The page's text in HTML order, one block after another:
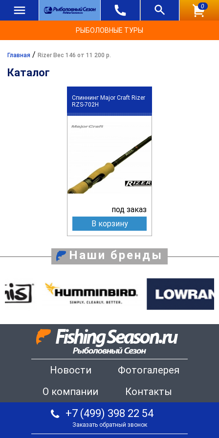
0
РЫБОЛОВНЫЕ ТУРЫ
Главная / Rizer Вес 146 от 11 200 р.
Каталог
Спиннинг Major Craft Rizer
RZS-702H
под заказ
В корзину
Наши бренды
Новости
Фотогалерея
О компании
Контакты
+7 (499) 398 22 54
Заказать обратный звонок